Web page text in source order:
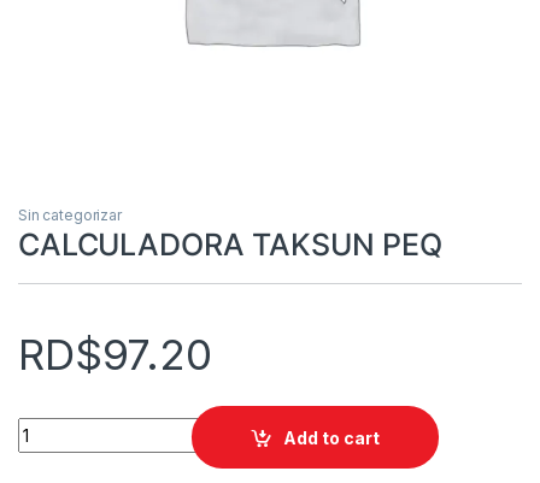
Sin categorizar
CALCULADORA TAKSUN PEQ
RD$97.20
CALCULADORA TAKSUN PEQ quantity
Add to cart